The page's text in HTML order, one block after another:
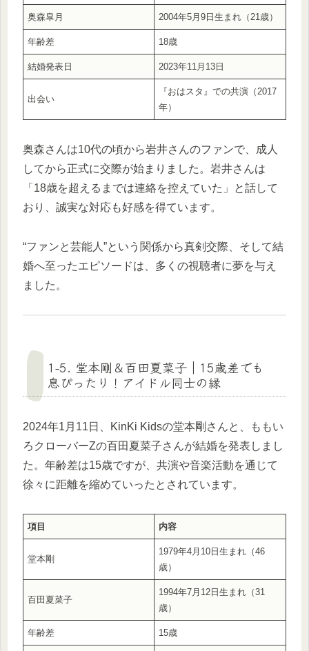
奥森皐月 2004年5月9日生まれ（21歳）
年齢差 18歳
結婚発表日 2023年11月13日
出会い
『おはスタ』での共演（2017
年）
奥森さんは10代の頃から岩井さんのファンで、成人
してから正式に交際が始まりました。岩井さんは
「18歳を超えるまでは連絡を控えていた」と話して
おり、誠実な対応も好感を得ています。
“ファンと芸能人”という関係から真剣交際、そして結
婚へ至ったエピソードは、多くの視聴者に夢を与え
ました。
1-5. 堂本剛＆百田夏菜子｜15歳差でも
息ぴったり！アイドル同士の縁
2024年1月11日、KinKi Kidsの堂本剛さんと、ももい
ろクローバーZの百田夏菜子さんが結婚を発表しまし
た。年齢差は15歳ですが、共演や音楽活動を通じて
徐々に距離を縮めていったとされています。
項目 内容
堂本剛
1979年4月10日生まれ（46
歳）
百田夏菜子
1994年7月12日生まれ（31
歳）
年齢差 15歳